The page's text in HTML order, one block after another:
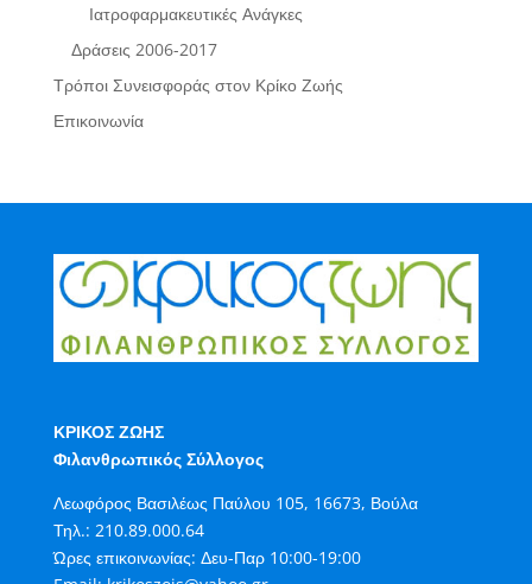
Ιατροφαρμακευτικές Ανάγκες
Δράσεις 2006-2017
Τρόποι Συνεισφοράς στον Κρίκο Ζωής
Επικοινωνία
ΚΡΙΚΟΣ ΖΩΗΣ
Φιλανθρωπικός Σύλλογος
Λεωφόρος Βασιλέως Παύλου 105, 16673, Βούλα
Τηλ.: 210.89.000.64
Ώρες επικοινωνίας: Δευ-Παρ 10:00-19:00